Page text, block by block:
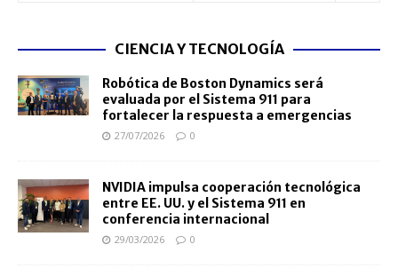
CIENCIA Y TECNOLOGÍA
Robótica de Boston Dynamics será
evaluada por el Sistema 911 para
fortalecer la respuesta a emergencias
27/07/2026 0
NVIDIA impulsa cooperación tecnológica
entre EE. UU. y el Sistema 911 en
conferencia internacional
29/03/2026 0